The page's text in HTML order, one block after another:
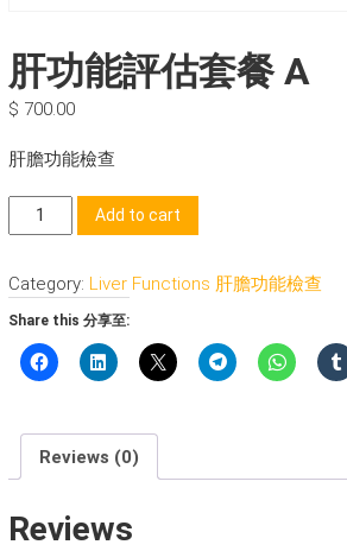
肝功能評估套餐 A
$ 700.00
肝膽功能檢查
功
評
估
餐
Add to cart
Category: Liver Functions 肝膽功能檢查
Share this 分享至:
Reviews (0)
Reviews